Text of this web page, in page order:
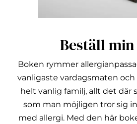
Beställ
Boken rymmer
vanligaste vardagsmaten
helt vanlig familj, allt det där
som man möjligen tror sig
med allergi. Med den här